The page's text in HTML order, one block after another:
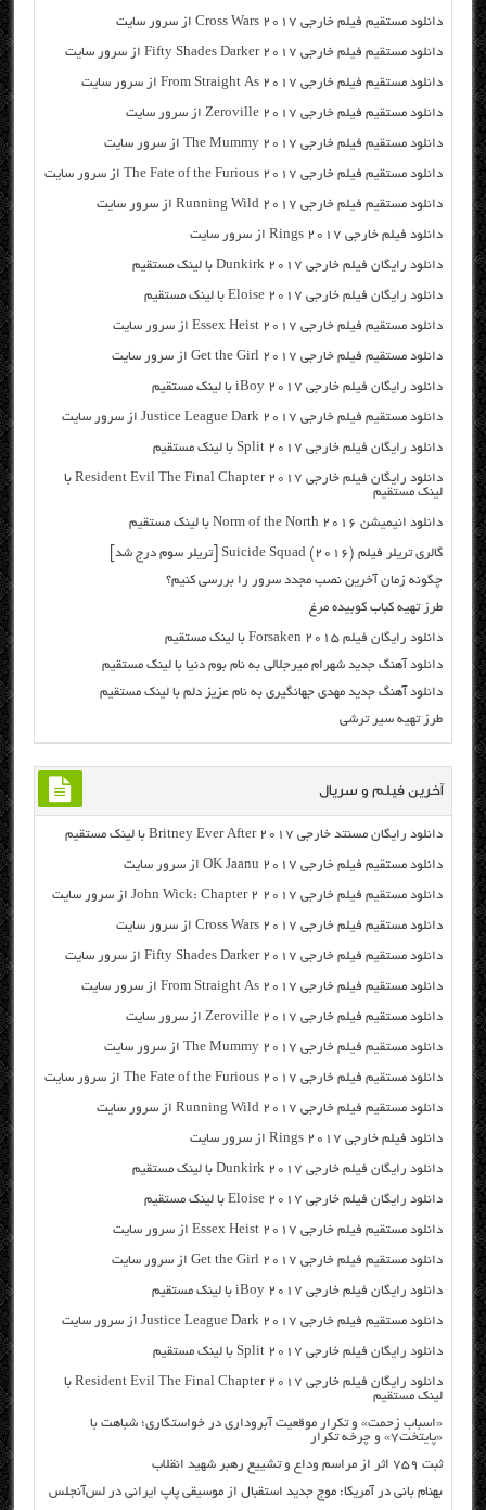
دانلود مستقیم فیلم خارجی Cross Wars 2017 از سرور سایت
دانلود مستقیم فیلم خارجی Fifty Shades Darker 2017 از سرور سایت
دانلود مستقیم فیلم خارجی From Straight As 2017 از سرور سایت
دانلود مستقیم فیلم خارجی Zeroville 2017 از سرور سایت
دانلود مستقیم فیلم خارجی The Mummy 2017 از سرور سایت
دانلود مستقیم فیلم خارجی The Fate of the Furious 2017 از سرور سایت
دانلود مستقیم فیلم خارجی Running Wild 2017 از سرور سایت
دانلود فیلم خارجی Rings 2017 از سرور سایت
دانلود رایگان فیلم خارجی Dunkirk 2017 با لینک مستقیم
دانلود رایگان فیلم خارجی Eloise 2017 با لینک مستقیم
دانلود مستقیم فیلم خارجی Essex Heist 2017 از سرور سایت
دانلود مستقیم فیلم خارجی Get the Girl 2017 از سرور سایت
دانلود رایگان فیلم خارجی iBoy 2017 با لینک مستقیم
دانلود مستقیم فیلم خارجی Justice League Dark 2017 از سرور سایت
دانلود رایگان فیلم خارجی Split 2017 با لینک مستقیم
دانلود رایگان فیلم خارجی Resident Evil The Final Chapter 2017 با
لینک مستقیم
دانلود انیمیشن Norm of the North 2016 با لینک مستقیم
گالری تریلر فیلم (Suicide Squad (2016 [تریلر سوم درج شد]
چگونه زمان آخرین نصب مجدد سرور را بررسی کنیم؟
طرز تهیه کباب کوبیده مرغ
دانلود رایگان فیلم Forsaken 2015 با لینک مستقیم
دانلود آهنگ جدید شهرام میرجلالی به نام بوم دنیا با لینک مستقیم
دانلود آهنگ جدید مهدی جهانگیری به نام عزیز دلم با لینک مستقیم
طرز تهیه سیر ترشی
آخرین فیلم و سریال
دانلود رایگان مسنتد خارجی Britney Ever After 2017 با لینک مستقیم
دانلود مستقیم فیلم خارجی OK Jaanu 2017 از سرور سایت
دانلود مستقیم فیلم خارجی John Wick: Chapter 2 2017 از سرور سایت
دانلود مستقیم فیلم خارجی Cross Wars 2017 از سرور سایت
دانلود مستقیم فیلم خارجی Fifty Shades Darker 2017 از سرور سایت
دانلود مستقیم فیلم خارجی From Straight As 2017 از سرور سایت
دانلود مستقیم فیلم خارجی Zeroville 2017 از سرور سایت
دانلود مستقیم فیلم خارجی The Mummy 2017 از سرور سایت
دانلود مستقیم فیلم خارجی The Fate of the Furious 2017 از سرور سایت
دانلود مستقیم فیلم خارجی Running Wild 2017 از سرور سایت
دانلود فیلم خارجی Rings 2017 از سرور سایت
دانلود رایگان فیلم خارجی Dunkirk 2017 با لینک مستقیم
دانلود رایگان فیلم خارجی Eloise 2017 با لینک مستقیم
دانلود مستقیم فیلم خارجی Essex Heist 2017 از سرور سایت
دانلود مستقیم فیلم خارجی Get the Girl 2017 از سرور سایت
دانلود رایگان فیلم خارجی iBoy 2017 با لینک مستقیم
دانلود مستقیم فیلم خارجی Justice League Dark 2017 از سرور سایت
دانلود رایگان فیلم خارجی Split 2017 با لینک مستقیم
دانلود رایگان فیلم خارجی Resident Evil The Final Chapter 2017 با
لینک مستقیم
«اسباب زحمت» و تکرار موقعیت آبروداری در خواستگاری؛ شباهت با
«پایتخت۷» و چرخه تکرار
ثبت ۷۵۹ اثر از مراسم وداع و تشییع رهبر شهید انقلاب
بهنام بانی در آمریکا: موج جدید استقبال از موسیقی پاپ ایرانی در لس‌آنجلس